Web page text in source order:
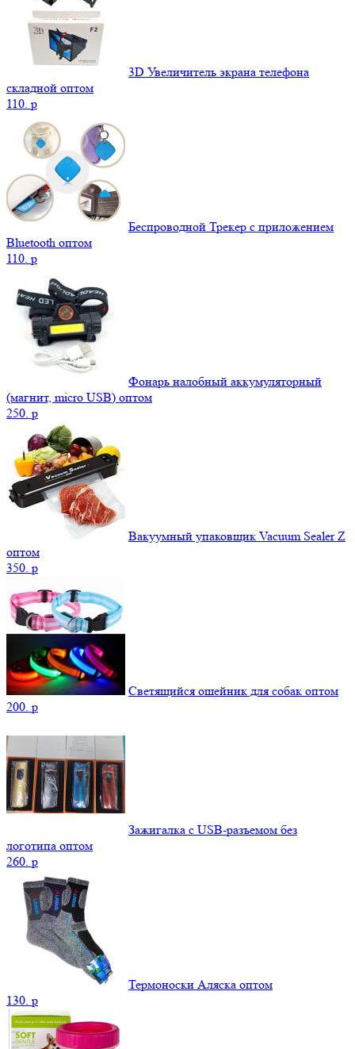
3D Увеличитель экрана телефона
складной оптом
110. p
Беспроводной Трекер с приложением
Bluetooth оптом
110. p
Фонарь налобный аккумуляторный
(магнит, micro USB) оптом
250. p
Вакуумный упаковщик Vacuum Sealer Z
оптом
350. p
Светящийся ошейник для собак оптом
200. p
Зажигалка с USB-разъемом без
логотипа оптом
260. p
Термоноски Аляска оптом
130. p